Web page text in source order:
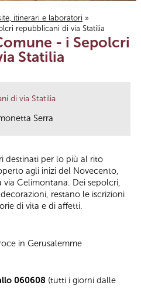
itinerari e laboratori »
repubblicani di via Statilia
- i Sepolcri
Statilia
di via Statilia
Serra
destinati per lo più al rito
agli inizi del Novecento,
Celimontana. Dei sepolcri,
restano le iscrizioni
di vita e di affetti.
in Gerusalemme
060608 (tutti i giorni dalle